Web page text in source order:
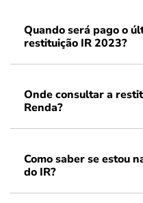
Quando será pago o
restituição IR 2023?
Onde consultar a
Renda?
Como saber se estou
do IR?